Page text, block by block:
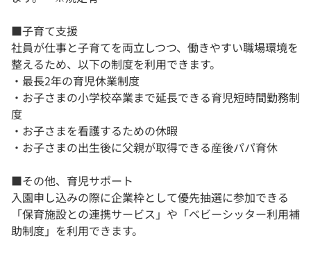
■子育て支援
社員が仕事と子育てを両立しつつ、働きやすい職場環境を
整えるため、以下の制度を利用できます。
・最長2年の育児休業制度
・お子さまの小学校卒業まで延長できる育児短時間勤務制
度
・お子さまを看護するための休暇
・お子さまの出生後に父親が取得できる産後パパ育休
■その他、育児サポート
入園申し込みの際に企業枠として優先抽選に参加できる
「保育施設との連携サービス」や「ベビーシッター利用補
助制度」を利用できます。